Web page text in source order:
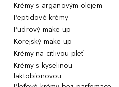
Krémy s arganovým olejem
Peptidové krémy
Pudrový make-up
Korejský make up
Krémy na citlivou pleť
Krémy s kyselinou
laktobionovou